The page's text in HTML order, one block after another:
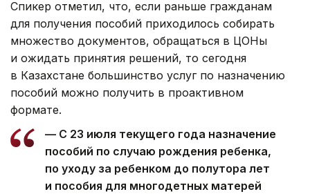
Спикер отметил, что, если раньше гражданам
для получения пособий приходилось собирать
множество документов, обращаться в ЦОНы
и ожидать принятия решений, то сегодня
в Казахстане большинство услуг по назначению
пособий можно получить в проактивном
формате.
— С 23 июля текущего года назначение
пособий по случаю рождения ребенка,
по уходу за ребенком до полутора лет
и пособия для многодетных матерей